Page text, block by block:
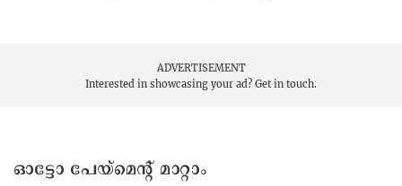
ADVERTISEMENT
Interested in showcasing your ad? Get in touch.
ഓട്ടോ പേയ്മെന്റ് മാറ്റാം